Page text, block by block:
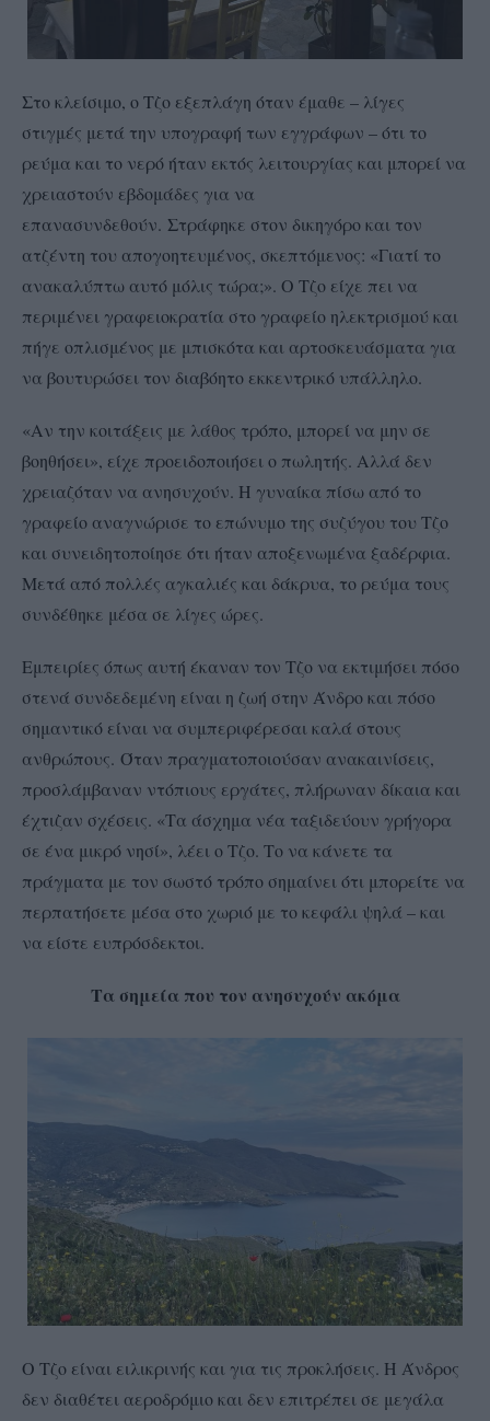
Στο κλείσιμο, ο Τζο εξεπλάγη όταν έμαθε – λίγες
στιγμές μετά την υπογραφή των εγγράφων – ότι το
ρεύμα και το νερό ήταν εκτός λειτουργίας και μπορεί να
χρειαστούν εβδομάδες για να
επανασυνδεθούν. Στράφηκε στον δικηγόρο και τον
ατζέντη του απογοητευμένος, σκεπτόμενος: «Γιατί το
ανακαλύπτω αυτό μόλις τώρα;». Ο Τζο είχε πει να
περιμένει γραφειοκρατία στο γραφείο ηλεκτρισμού και
πήγε οπλισμένος με μπισκότα και αρτοσκευάσματα για
να βουτυρώσει τον διαβόητο εκκεντρικό υπάλληλο.
«Αν την κοιτάξεις με λάθος τρόπο, μπορεί να μην σε
βοηθήσει», είχε προειδοποιήσει ο πωλητής. Αλλά δεν
χρειαζόταν να ανησυχούν. Η γυναίκα πίσω από το
γραφείο αναγνώρισε το επώνυμο της συζύγου του Τζο
και συνειδητοποίησε ότι ήταν αποξενωμένα ξαδέρφια.
Μετά από πολλές αγκαλιές και δάκρυα, το ρεύμα τους
συνδέθηκε μέσα σε λίγες ώρες.
Εμπειρίες όπως αυτή έκαναν τον Τζο να εκτιμήσει πόσο
στενά συνδεδεμένη είναι η ζωή στην Άνδρο και πόσο
σημαντικό είναι να συμπεριφέρεσαι καλά στους
ανθρώπους. Όταν πραγματοποιούσαν ανακαινίσεις,
προσλάμβαναν ντόπιους εργάτες, πλήρωναν δίκαια και
έχτιζαν σχέσεις. «Τα άσχημα νέα ταξιδεύουν γρήγορα
σε ένα μικρό νησί», λέει ο Τζο. Το να κάνετε τα
πράγματα με τον σωστό τρόπο σημαίνει ότι μπορείτε να
περπατήσετε μέσα στο χωριό με το κεφάλι ψηλά – και
να είστε ευπρόσδεκτοι.
Τα σημεία που τον ανησυχούν ακόμα
Ο Τζο είναι ειλικρινής και για τις προκλήσεις. Η Άνδρος
δεν διαθέτει αεροδρόμιο και δεν επιτρέπει σε μεγάλα